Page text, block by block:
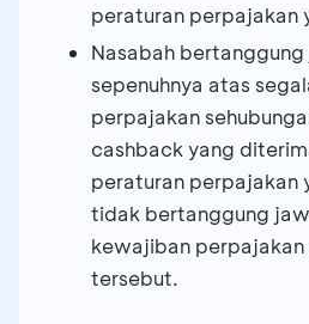
peraturan perpajakan
Nasabah
sepenuhnya atas
perpajakan
cashback yang
peraturan perpajakan
tidak bertanggung
kewajiban perpajakan
tersebut.